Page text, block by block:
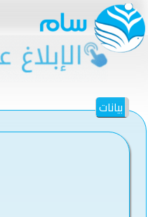
بيانات